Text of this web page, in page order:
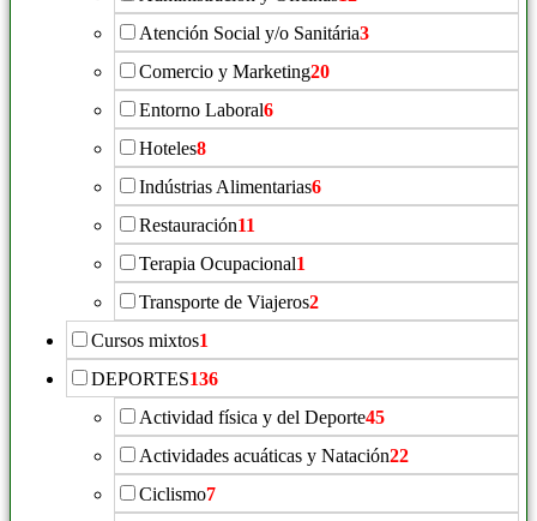
Atención Social y/o Sanitária3
Comercio y Marketing20
Entorno Laboral6
Hoteles8
Indústrias Alimentarias6
Restauración11
Terapia Ocupacional1
Transporte de Viajeros2
Cursos mixtos1
DEPORTES136
Actividad física y del Deporte45
Actividades acuáticas y Natación22
Ciclismo7